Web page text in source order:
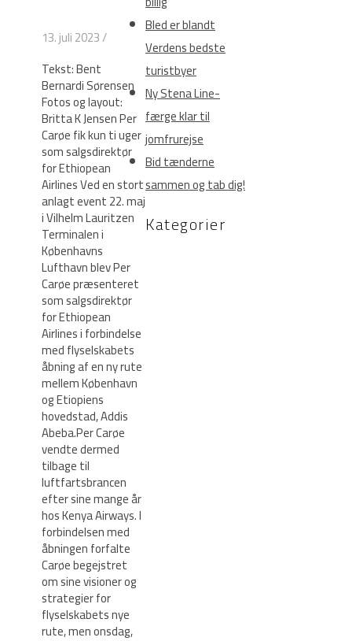
13. juli 2023/
Tekst: Bent
Bernardi Sørensen
Fotos og layout:
Britta K Jensen Per
Carøe fik kun ti uger
som salgsdirektør
for Ethiopean
Airlines Ved en stort
anlagt event 22. maj
i Vilhelm Lauritzen
Terminalen i
Københavns
Lufthavn blev Per
Carøe præsenteret
som salgsdirektør
for Ethiopean
Airlines i forbindelse
med flyselskabets
åbning af en ny rute
mellem København
og Etiopiens
hovedstad, Addis
Abeba.Per Carøe
vendte dermed
tilbage til
luftfartsbrancen
efter sine mange år
hos Kenya Airways. I
forbindelsen med
åbningen forfalte
Carøe begejstret
om sine visioner og
strategier for
flyselskabets nye
rute, men onsdag,
Bled er blandt
Verdens bedste
turistbyer
Ny Stena Line-
færge klar til
jomfrurejse
Bid tænderne
sammen og tab dig!
Kategorier